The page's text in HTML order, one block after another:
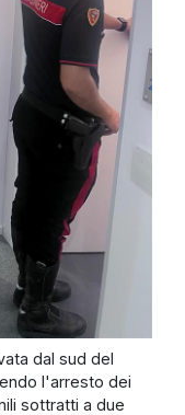
dal sud del
l'arresto dei
sottratti a due